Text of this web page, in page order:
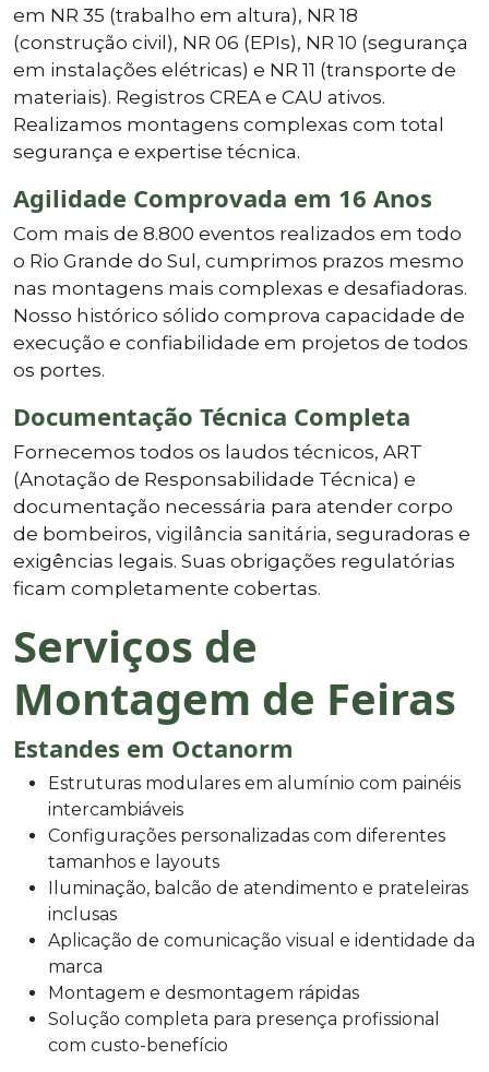
em NR 35 (trabalho em altura), NR 18
(construção civil), NR 06 (EPIs), NR 10 (segurança
em instalações elétricas) e NR 11 (transporte de
materiais). Registros CREA e CAU ativos.
Realizamos montagens complexas com total
segurança e expertise técnica.
Agilidade Comprovada em 16 Anos
Com mais de 8.800 eventos realizados em todo
o Rio Grande do Sul, cumprimos prazos mesmo
nas montagens mais complexas e desafiadoras.
Nosso histórico sólido comprova capacidade de
execução e confiabilidade em projetos de todos
os portes.
Documentação Técnica Completa
Fornecemos todos os laudos técnicos, ART
(Anotação de Responsabilidade Técnica) e
documentação necessária para atender corpo
de bombeiros, vigilância sanitária, seguradoras e
exigências legais. Suas obrigações regulatórias
ficam completamente cobertas.
Serviços de
Montagem de Feiras
Estandes em Octanorm
Estruturas modulares em alumínio com painéis
intercambiáveis
Configurações personalizadas com diferentes
tamanhos e layouts
Iluminação, balcão de atendimento e prateleiras
inclusas
Aplicação de comunicação visual e identidade da
marca
Montagem e desmontagem rápidas
Solução completa para presença profissional
com custo-benefício